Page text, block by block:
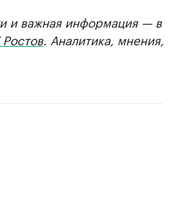
и важная информация — в
. Аналитика, мнения,